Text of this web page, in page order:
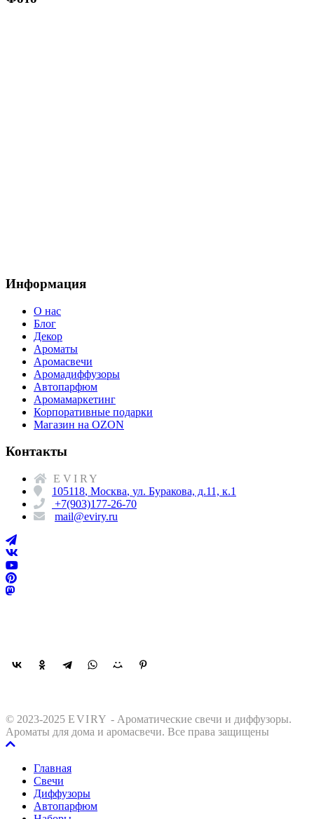
Информация
О нас
Блог
Декор
Ароматы
Аромасвечи
Аромадиффузоры
Автопарфюм
Аромамаркетинг
Корпоративные подарки
Магазин на OZON
Контакты
EVIRY
105118, Москва, ул. Буракова, д.11, к.1
+7(903)177-26-70
mail@eviry.ru
© 2023-2025 EVIRY - Ароматические свечи и диффузоры.
Ароматы для дома и аромасвечи. Все права защищены
Главная
Свечи
Диффузоры
Автопарфюм